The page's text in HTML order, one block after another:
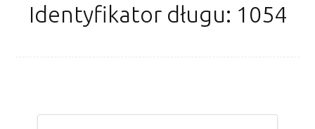
Identyfikator długu: 1054